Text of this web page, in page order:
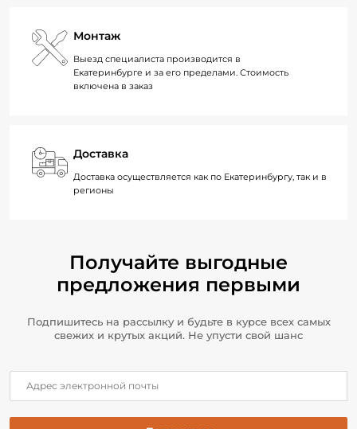
Монтаж
Выезд специалиста производится в
Екатеринбурге и за его пределами. Стоимость
включена в заказ
Доставка
Доставка осуществляется как по Екатеринбургу, так и в
регионы
Получайте выгодные
предложения первыми
Подпишитесь на рассылку и будьте в курсе всех самых
свежих и крутых акций. Не упусти свой шанс